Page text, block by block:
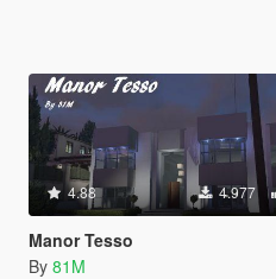
4.88 4.977
Manor Tesso
By 81M